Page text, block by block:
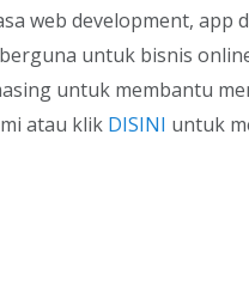
web development, app
untuk bisnis
untuk membantu
atau klik DISINI untuk